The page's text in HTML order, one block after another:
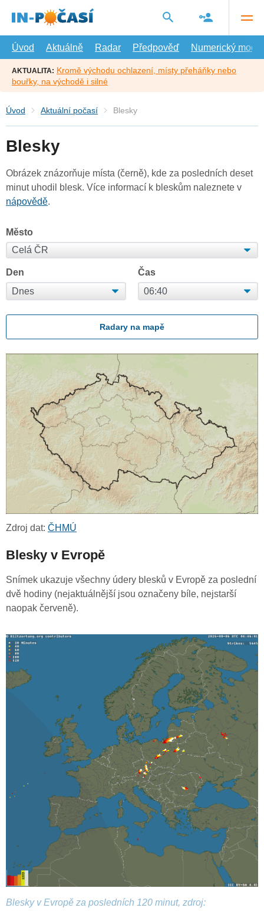
hlavní
Úvod
Aktuálně Radar Předpověď Numerický model
AKTUALITA: Kromě východu ochlazení, místy přeháňky nebo
bouřky, na východě i silné
Úvod Aktuální počasí Blesky
Blesky
Obrázek znázorňuje místa (černě), kde za posledních deset
minut uhodil blesk. Více informací k bleskům naleznete v
nápovědě.
Město
Den Čas
Radary na mapě
Zdroj dat: ČHMÚ
Blesky v Evropě
Snímek ukazuje všechny údery blesků v Evropě za poslední
dvě hodiny (nejaktuálnější jsou označeny bíle, nejstarší
naopak červeně).
Blesky v Evropě za posledních 120 minut, zdroj: